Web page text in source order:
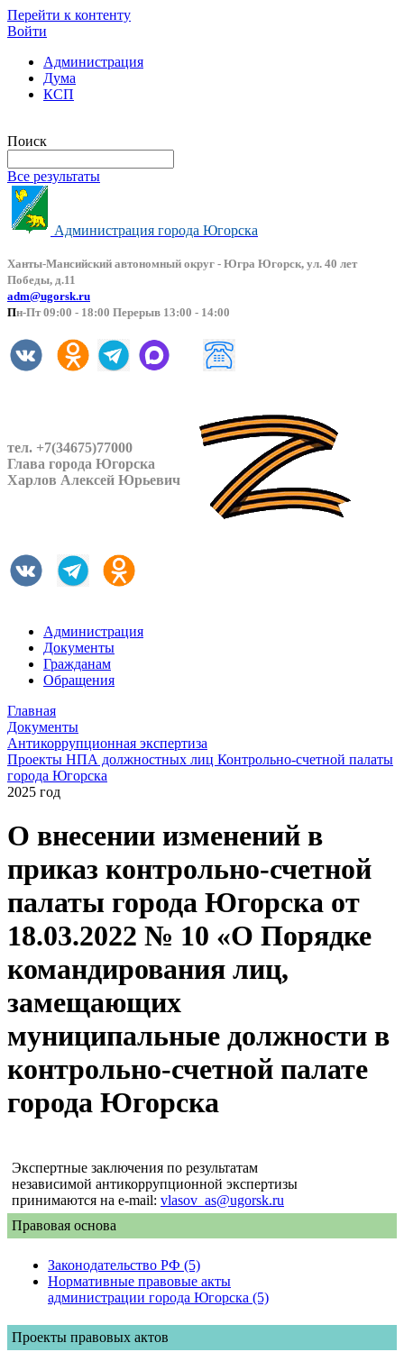
Перейти к контенту
Войти
Администрация
Дума
КСП
Поиск
Все результаты
Администрация города Югорска
Ханты-Мансийский автономный округ - Югра Югорск, ул. 40 лет
Победы, д.11
adm@ugorsk.ru
Пн-Пт 09:00 - 18:00 Перерыв 13:00 - 14:00
тел. +7(34675)77000
Глава города Югорска
Харлов Алексей Юрьевич
Администрация
Документы
Гражданам
Обращения
Главная
Документы
Антикоррупционная экспертиза
Проекты НПА должностных лиц Контрольно-счетной палаты
города Югорска
2025 год
О внесении изменений в
приказ контрольно-счетной
палаты города Югорска от
18.03.2022 № 10 «О Порядке
командирования лиц,
замещающих
муниципальные должности в
контрольно-счетной палате
города Югорска
Экспертные заключения по результатам
независимой антикоррупционной экспертизы
принимаются на e-mail: vlasov_as@ugorsk.ru
Правовая основа
Законодательство РФ (5)
Нормативные правовые акты
администрации города Югорска (5)
Проекты правовых актов